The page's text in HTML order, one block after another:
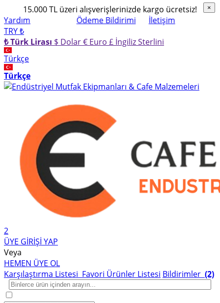
15.000 TL üzeri alışverişlerinizde kargo ücretsiz!
Yardım
Ödeme Bildirimi
İletişim
TRY ₺
₺ Türk Lirası $ Dolar€ Euro £ İngiliz Sterlini
Türkçe
Türkçe
2
ÜYE GİRİŞİ YAP
Veya
HEMEN ÜYE OL
Karşılaştırma Listesi Favori Ürünler Listesi Bildirimler (2)
×
×